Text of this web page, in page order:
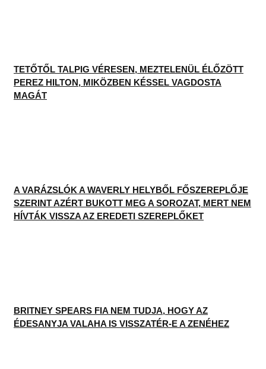
TETŐTŐL TALPIG VÉRESEN, MEZTELENÜL ÉLŐZÖTT
PEREZ HILTON, MIKÖZBEN KÉSSEL VAGDOSTA
MAGÁT
A VARÁZSLÓK A WAVERLY HELYBŐL FŐSZEREPLŐJE
SZERINT AZÉRT BUKOTT MEG A SOROZAT, MERT NEM
HÍVTÁK VISSZA AZ EREDETI SZEREPLŐKET
BRITNEY SPEARS FIA NEM TUDJA, HOGY AZ
ÉDESANYJA VALAHA IS VISSZATÉR-E A ZENÉHEZ